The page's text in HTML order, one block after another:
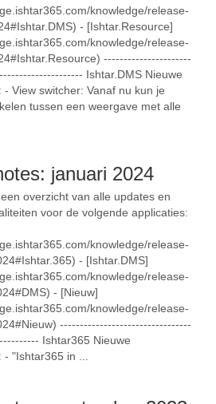
knowledge/release-
- [Ishtar.Resource]
knowledge/release-
----------------------
Ishtar.DMS Nieuwe
- View switcher: Vanaf nu kun je
tussen een weergave met alle
januari 2024
overzicht van alle updates en
voor de volgende applicaties:
knowledge/release-
- [Ishtar.DMS]
knowledge/release-
- [Nieuw]
knowledge/release-
---------------------------------
Ishtar365 Nieuwe
"Ishtar365 in ...